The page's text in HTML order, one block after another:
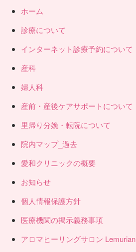
ホーム
診療について
インターネット診療予約について
産科
婦人科
産前・産後ケアサポートについて
里帰り分娩・転院について
院内マップ_過去
愛和クリニックの概要
お知らせ
個人情報保護方針
医療機関の掲示義務事項
アロマヒーリングサロン Lemurian